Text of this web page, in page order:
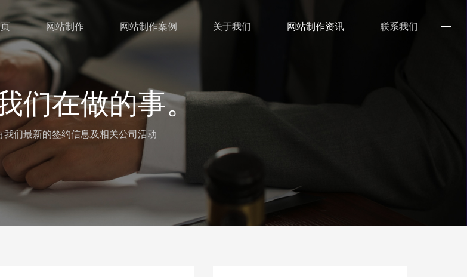
网站制作 网站制作案例 关于我们 网站制作资讯 联系我们
们在做的事。
我们最新的签约信息及相关公司活动